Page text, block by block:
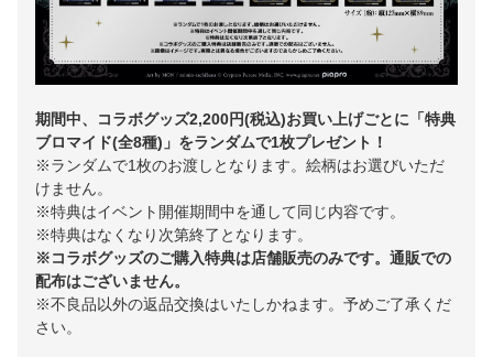
期間中、コラボグッズ2,200円(税込)お買い上げごとに「特典
ブロマイド(全8種)」をランダムで1枚プレゼント！
※ランダムで1枚のお渡しとなります。絵柄はお選びいただ
けません。
※特典はイベント開催期間中を通して同じ内容です。
※特典はなくなり次第終了となります。
※コラボグッズのご購入特典は店舗販売のみです。通販での
配布はございません。
※不良品以外の返品交換はいたしかねます。予めご了承くだ
さい。